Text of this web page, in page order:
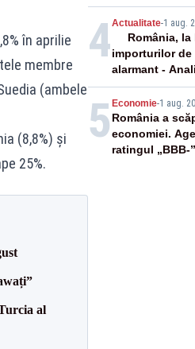
în aprilie
membre
(ambele
(8,8%) și
25%.
al
4Actualitate-1 aug.
România,
importurilor de
alarmant -
5 Economie-1 aug.
România a
economiei.
ratingul „BBB-